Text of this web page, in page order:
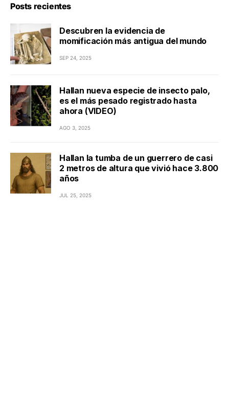
Posts recientes
Descubren la evidencia de
momificación más antigua del mundo
SEP 24, 2025
Hallan nueva especie de insecto palo,
es el más pesado registrado hasta
ahora (VIDEO)
AGO 3, 2025
Hallan la tumba de un guerrero de casi
2 metros de altura que vivió hace 3.800
años
JUL 25, 2025